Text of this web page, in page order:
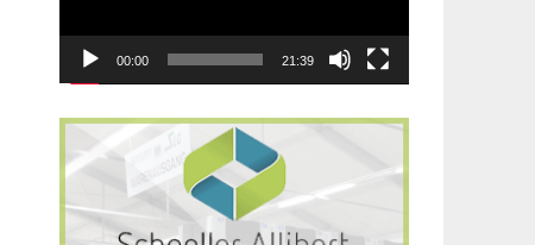
00:00 21:39